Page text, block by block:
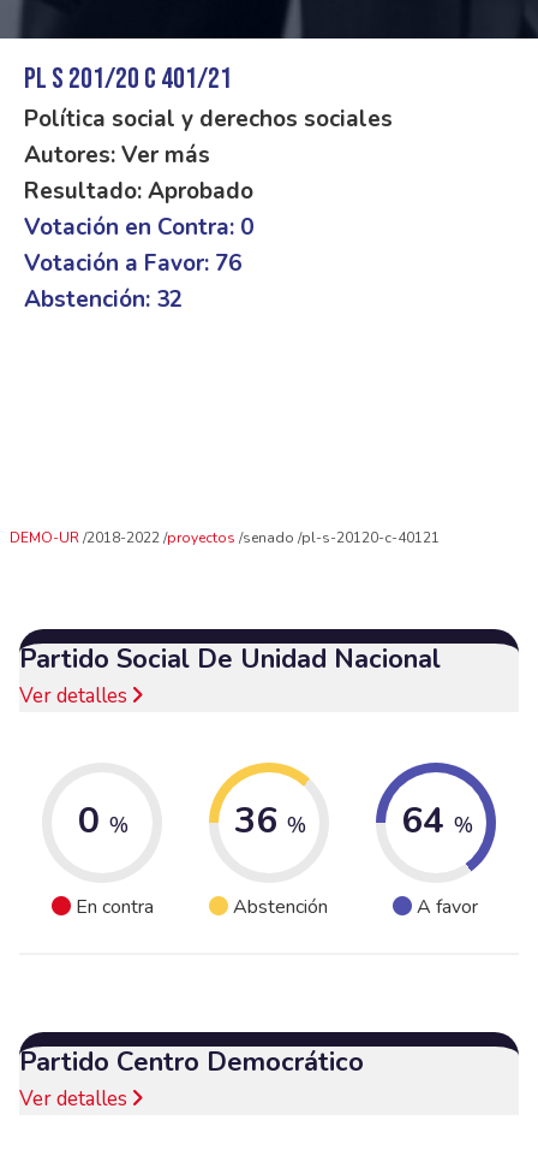
PL S 201/20 C 401/21
Política social y derechos sociales
Autores: Ver más
Resultado: Aprobado
Votación en Contra: 0
Votación a Favor: 76
Abstención: 32
DEMO-UR 2018-2022 proyectos senado pl-s-20120-c-40121
Partido Social De Unidad Nacional
Ver detalles
0 %
En contra
36 %
Abstención
64 %
A favor
Partido Centro Democrático
Ver detalles